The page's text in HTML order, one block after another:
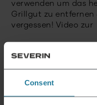
Consent
verwenden um das
Grillgut zu
vergessen! Video zur
Timer einstellen
werden. Die Laufzeit
Stunden eingestellt